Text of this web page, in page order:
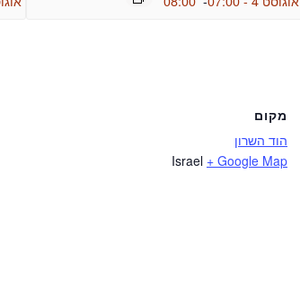
מקום
הוד השרון
Israel + Google Map